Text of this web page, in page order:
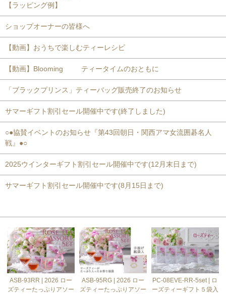
【ラッピング例】
ショップオーナーの皆様へ
【動画】おうちで楽しむティーレシピ
【動画】Blooming ティータイムのおともに
「ブラックプリンス」ティーバッグ販売終了のお知らせ
サマーギフト割引セール開催中です(終了しました)
○●協賛イベントのお知らせ『第43回朝日・関西アマ女流囲碁名人
戦』●○
2025ウインターギフト割引セール開催中です(12月末日まで)
サマーギフト割引セール開催中です(8月15日まで)
ASB-93RR | 2026 ロー
ズティーたっぷりアソー
ASB-95RG | 2026 ロー
ズティーたっぷりアソー
PC-08EVE-RR-5set | ロ
ーズティーギフト５袋入